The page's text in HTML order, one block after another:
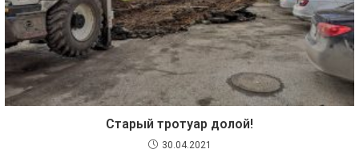
Старый тротуар долой!
30.04.2021